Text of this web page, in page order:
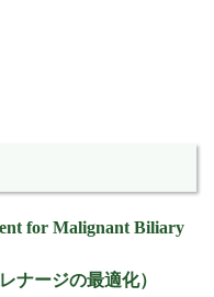
for Malignant Biliary
ナージの最適化）